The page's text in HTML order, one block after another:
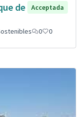
de
Acceptada
0 0